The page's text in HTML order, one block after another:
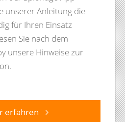
unserer Anleitung die
für Ihren Einsatz
Sie nach dem
unsere Hinweise zur
erfahren